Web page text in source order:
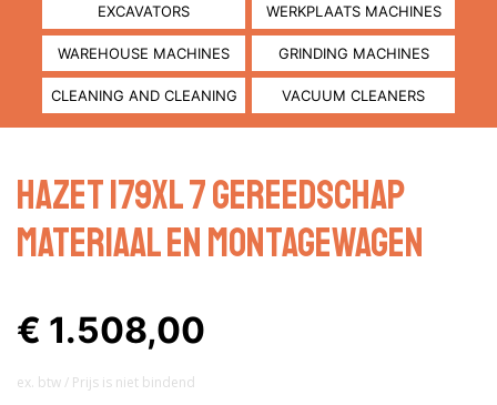
EXCAVATORS WERKPLAATS MACHINES
WAREHOUSE MACHINES GRINDING MACHINES
CLEANING AND CLEANING VACUUM CLEANERS
Hazet 179XL 7 Gereedschap
materiaal en montagewagen
€ 1.508,00
ex. btw / Prijs is niet bindend